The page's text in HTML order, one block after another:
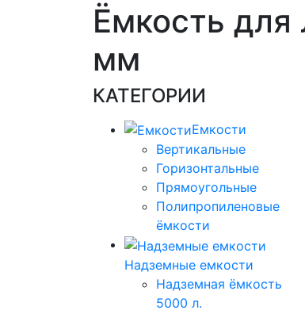
Ёмкость для
мм
КАТЕГОРИИ
Емкости
Вертикальные
Горизонтальные
Прямоугольные
Полипропиленовые
ёмкости
Надземные емкости
Надземная ёмкость
5000 л.